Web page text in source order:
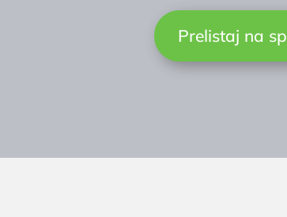
Prelistaj na